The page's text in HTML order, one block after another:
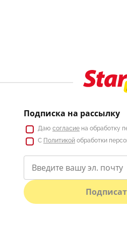
Подписка на рассылку
Даю согласие на обработку
С Политикой обработки